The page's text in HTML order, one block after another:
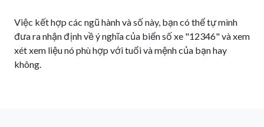
Việc kết hợp các ngũ hành và số này, bạn có thể tự mình
đưa ra nhận định về ý nghĩa của biển số xe "12346" và xem
xét xem liệu nó phù hợp với tuổi và mệnh của bạn hay
không.